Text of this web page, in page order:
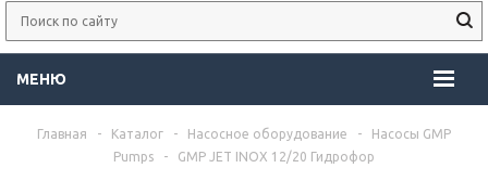
МЕНЮ
Главная - Каталог - Насосное оборудование -
Насосы GMP
Pumps
- GMP JET INOX 12/20 Гидрофор